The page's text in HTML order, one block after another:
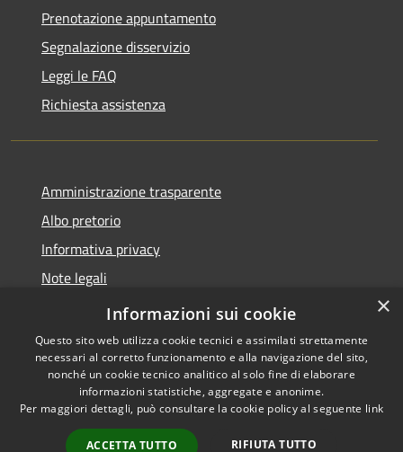
Prenotazione appuntamento
Segnalazione disservizio
Leggi le FAQ
Richiesta assistenza
Amministrazione trasparente
Albo pretorio
Informativa privacy
Note legali
Dichiarazione di accessibilità
Accessibilità
Copyright © 2026 • Comune di
Castel d'Ario • Powered by
Municipium•
×
Informazioni sui cookie
Questo sito web utilizza cookie tecnici e assimilati strettamente
necessari al corretto funzionamento e alla navigazione del sito,
nonché un cookie tecnico analitico al solo fine di elaborare
informazioni statistiche, aggregate e anonime.
Per maggiori dettagli, può consultare la cookie policy al seguente link
ACCETTA TUTTO RIFIUTA TUTTO